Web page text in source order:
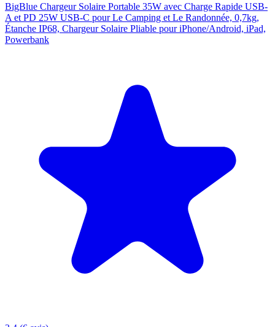
BigBlue Chargeur Solaire Portable 35W avec Charge Rapide USB-
A et PD 25W USB-C pour Le Camping et Le Randonnée, 0,7kg,
Étanche IP68, Chargeur Solaire Pliable pour iPhone/Android, iPad,
Powerbank